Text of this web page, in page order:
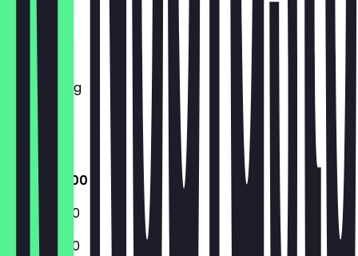
Montag
Dienstag
Mittwoch
Donnerstag
Freitag
Samstag
Sonntag
11:00 - 20:00
11:00 - 20:00
11:00 - 20:00